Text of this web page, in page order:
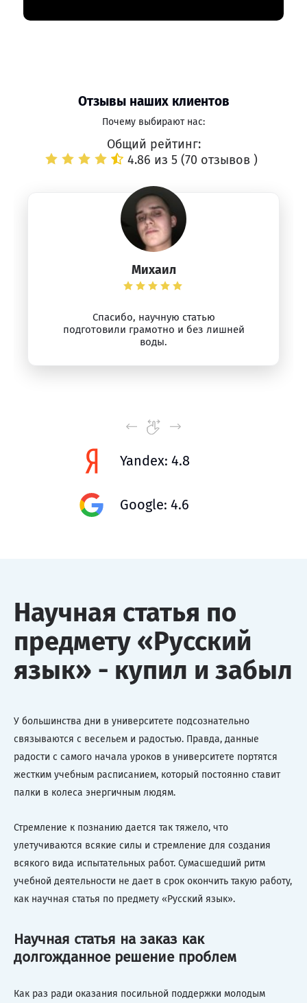
Отзывы наших клиентов
Почему выбирают нас:
Общий рейтинг:
4.86 из 5 (70 отзывов )
Михаил
Спасибо, научную статью
подготовили грамотно и без лишней
воды.
Yandex: 4.8
Google: 4.6
Научная статья по
предмету «Русский
язык» - купил и забыл
У большинства дни в университете подсознательно
связываются с весельем и радостью. Правда, данные
радости с самого начала уроков в университете портятся
жестким учебным расписанием, который постоянно ставит
палки в колеса энергичным людям.
Стремление к познанию дается так тяжело, что
улетучиваются всякие силы и стремление для создания
всякого вида испытательных работ. Сумасшедший ритм
учебной деятельности не дает в срок окончить такую работу,
как научная статья по предмету «Русский язык».
Научная статья на заказ как
долгожданное решение проблем
Как раз ради оказания посильной поддержки молодым